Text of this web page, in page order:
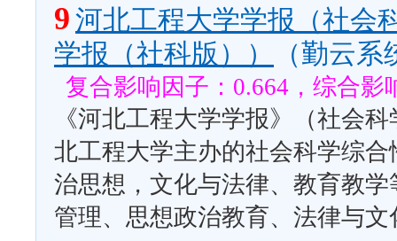
9 河北工程大学学报（社会
学报（社科版））
（勤云
复合影响因子：0.664，综合影
《河北工程大学学报》（社会
北工程大学主办的社会科学综
治思想，文化与法律、教育教
管理、思想政治教育、法律与